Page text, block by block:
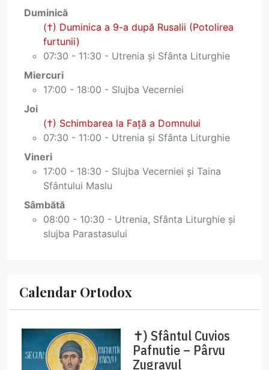
Duminică
(†) Duminica a 9-a după Rusalii (Potolirea
furtunii)
07:30 - 11:30 - Utrenia și Sfânta Liturghie
Miercuri
17:00 - 18:00 - Slujba Vecerniei
Joi
(†) Schimbarea la Faţă a Domnului
07:30 - 11:00 - Utrenia și Sfânta Liturghie
Vineri
17:00 - 18:30 - Slujba Vecerniei și Taina
Sfântului Maslu
Sâmbătă
08:00 - 10:30 - Utrenia, Sfânta Liturghie și
slujba Parastasului
Calendar Ortodox
✝) Sfântul Cuvios
Pafnutie – Pârvu
Zugravul